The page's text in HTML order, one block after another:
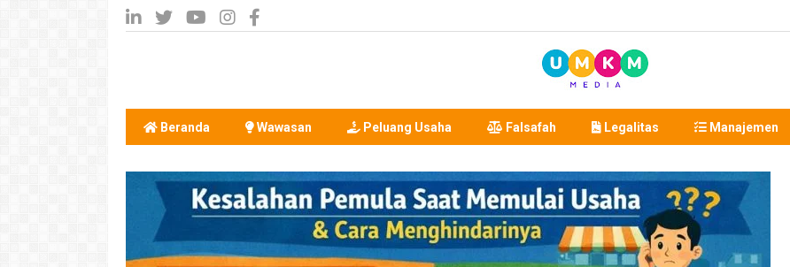
Beranda Wawasan Peluang Usaha Falsafah Legalitas Manajemen